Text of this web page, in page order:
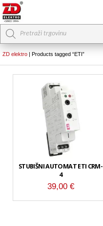
Products
search
ZD elektro | Products tagged “ETI”
STUBIŠNI AUTOMAT ETI CRM-
4
39,00 €